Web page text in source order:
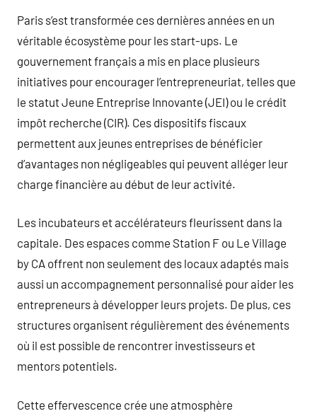
Paris s’est transformée ces dernières années en un
véritable écosystème pour les start-ups. Le
gouvernement français a mis en place plusieurs
initiatives pour encourager l’entrepreneuriat, telles que
le statut Jeune Entreprise Innovante (JEI) ou le crédit
impôt recherche (CIR). Ces dispositifs fiscaux
permettent aux jeunes entreprises de bénéficier
d’avantages non négligeables qui peuvent alléger leur
charge financière au début de leur activité.
Les incubateurs et accélérateurs fleurissent dans la
capitale. Des espaces comme Station F ou Le Village
by CA offrent non seulement des locaux adaptés mais
aussi un accompagnement personnalisé pour aider les
entrepreneurs à développer leurs projets. De plus, ces
structures organisent régulièrement des événements
où il est possible de rencontrer investisseurs et
mentors potentiels.
Cette effervescence crée une atmosphère